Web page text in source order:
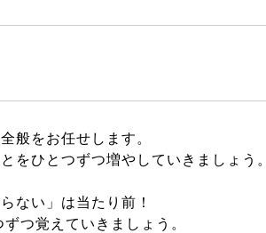
般をお任せします。
をひとつずつ増やしていきましょう。
ない」は当たり前！
つ覚えていきましょう。